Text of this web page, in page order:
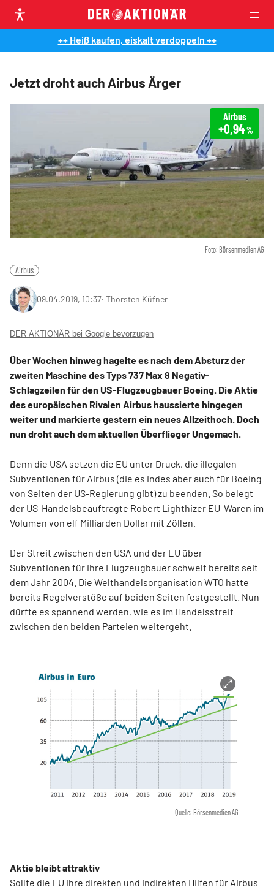
++ Heiß kaufen, eiskalt verdoppeln ++
Jetzt droht auch Airbus Ärger
Foto: Börsenmedien AG
Airbus
+0,94%
Airbus
09.04.2019, 10:37‧ Thorsten Küfner
DER AKTIONÄR bei Google bevorzugen
Über Wochen hinweg hagelte es nach dem Absturz der
zweiten Maschine des Typs 737 Max 8 Negativ-
Schlagzeilen für den US-Flugzeugbauer Boeing. Die Aktie
des europäischen Rivalen Airbus haussierte hingegen
weiter und markierte gestern ein neues Allzeithoch. Doch
nun droht auch dem aktuellen Überflieger Ungemach.
Denn die USA setzen die EU unter Druck, die illegalen
Subventionen für Airbus (die es indes aber auch für Boeing
von Seiten der US-Regierung gibt) zu beenden. So belegt
der US-Handelsbeauftragte Robert Lighthizer EU-Waren im
Volumen von elf Milliarden Dollar mit Zöllen.
Der Streit zwischen den USA und der EU über
Subventionen für ihre Flugzeugbauer schwelt bereits seit
dem Jahr 2004. Die Welthandelsorganisation WTO hatte
bereits Regelverstöße auf beiden Seiten festgestellt. Nun
dürfte es spannend werden, wie es im Handelsstreit
zwischen den beiden Parteien weitergeht.
Quelle: Börsenmedien AG
Aktie bleibt attraktiv
Sollte die EU ihre direkten und indirekten Hilfen für Airbus